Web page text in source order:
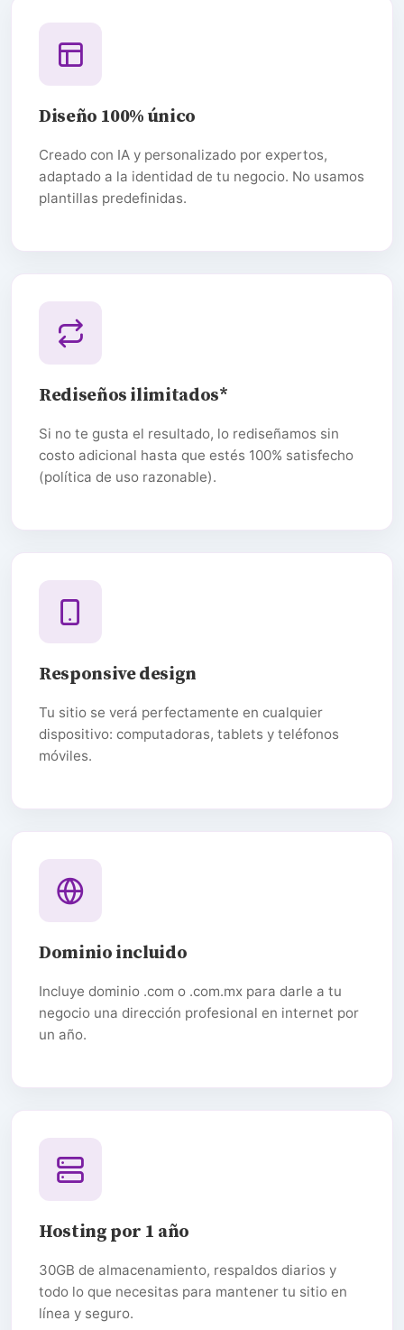
Diseño 100% único
Creado con IA y personalizado por expertos,
adaptado a la identidad de tu negocio. No usamos
plantillas predefinidas.
Rediseños ilimitados*
Si no te gusta el resultado, lo rediseñamos sin
costo adicional hasta que estés 100% satisfecho
(política de uso razonable).
Responsive design
Tu sitio se verá perfectamente en cualquier
dispositivo: computadoras, tablets y teléfonos
móviles.
Dominio incluido
Incluye dominio .com o .com.mx para darle a tu
negocio una dirección profesional en internet por
un año.
Hosting por 1 año
30GB de almacenamiento, respaldos diarios y
todo lo que necesitas para mantener tu sitio en
línea y seguro.